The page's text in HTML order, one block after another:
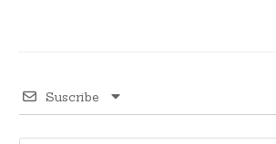
Suscribe